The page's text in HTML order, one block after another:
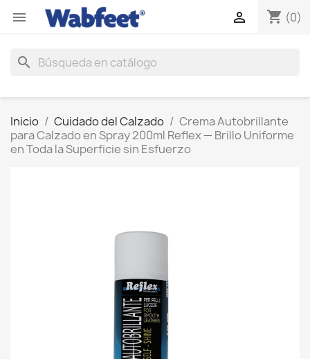
 shopping_cart (0)

search
Inicio Cuidado del Calzado
Crema Autobrillante
para Calzado en Spray 200ml Reflex — Brillo Uniforme
en Toda la Superficie sin Esfuerzo